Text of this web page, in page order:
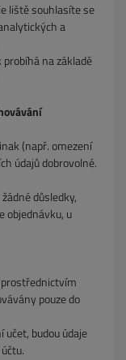
liště souhlasíte se
a
na základě
(např. omezení
údajů dobrovolné.
důsledky,
objednávku, u
pouze do
budou údaje